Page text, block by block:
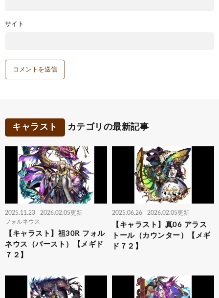
サイト
キャラスト カテゴリの最新記事
2025.11.23
2026.02.05更新
フォルネウス
【キャラスト】祖30R フォル
ネウス（バースト）【メギド
７２】
2025.06.26 2026.02.05更新
【キャラスト】真06 アラス
トール（カウンター）【メギ
ド７２】